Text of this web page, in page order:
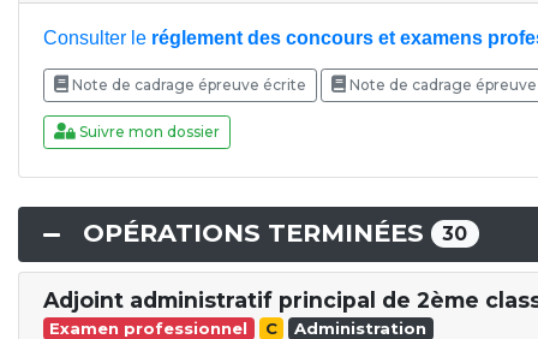
Consulter le réglement des concours et examens
Note de cadrage épreuve écrite Note de cadrage
Suivre mon dossier
OPÉRATIONS TERMINÉES 30
Adjoint administratif principal de 2ème
Examen professionnel C Administration